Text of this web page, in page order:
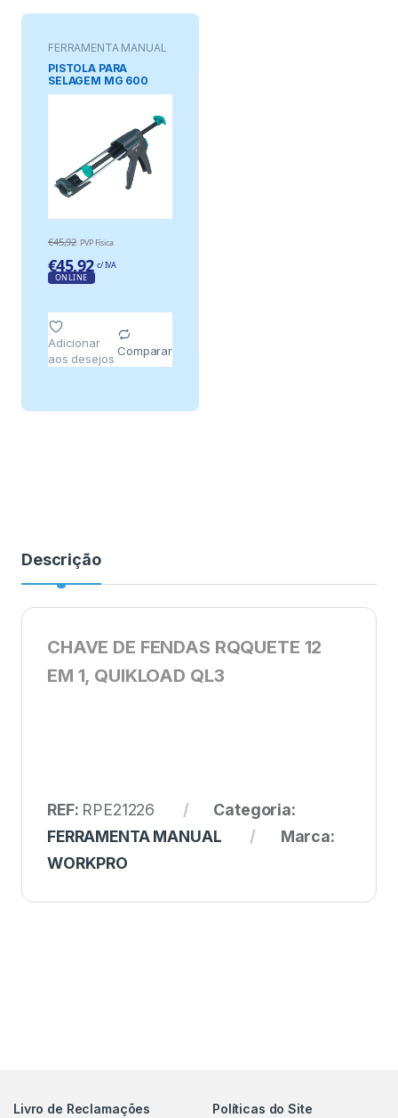
FERRAMENTA MANUAL
PISTOLA PARA
SELAGEM MG 600
PRO
€45,92 PVP Física
€45,92 c/ IVA
ONLINE
Adicionar
aos desejos
Comparar
Descrição
CHAVE DE FENDAS RQQUETE 12
EM 1, QUIKLOAD QL3
REF: RPE21226
Categoria:
FERRAMENTA MANUAL
Marca:
WORKPRO
Livro de Reclamações
Políticas do Site